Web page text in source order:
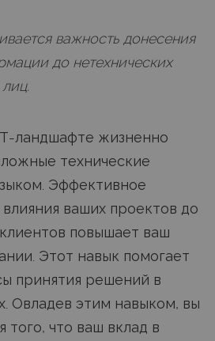
важность донесения
до нетехнических
ландшафте жизненно
технические
Эффективное
ваших проектов до
повышает ваш
Этот навык помогает
принятия решений в
Овладев этим навыком, вы
того, что ваш вклад в